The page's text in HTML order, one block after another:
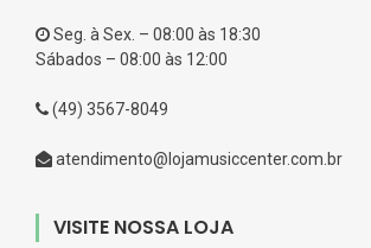
Seg. à Sex. – 08:00 às 18:30
Sábados – 08:00 às 12:00
(49) 3567-8049
atendimento@lojamusiccenter.com.br
VISITE NOSSA LOJA